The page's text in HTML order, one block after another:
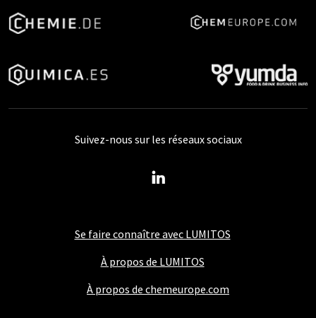
Se faire connaître avec LUMITOS
À propos de LUMITOS
À propos de chemeurope.com
Suivez-nous sur les réseaux sociaux